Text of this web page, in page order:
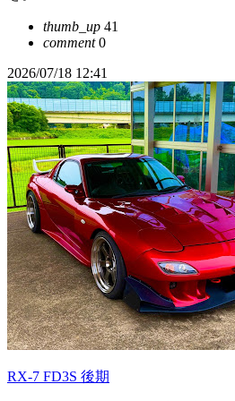
thumb_up 41
comment0
2026/07/18 12:41
RX-7 FD3S 後期